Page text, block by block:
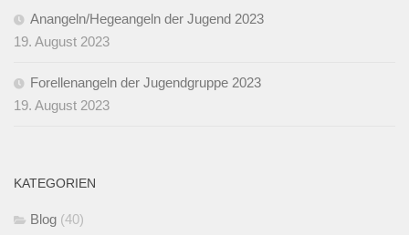
Anangeln/Hegeangeln der Jugend 2023
19. August 2023
Forellenangeln der Jugendgruppe 2023
19. August 2023
KATEGORIEN
Blog (40)